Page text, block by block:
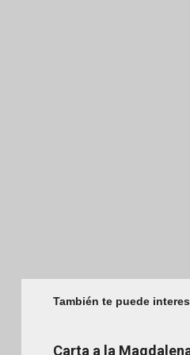
También te puede
Carta a la